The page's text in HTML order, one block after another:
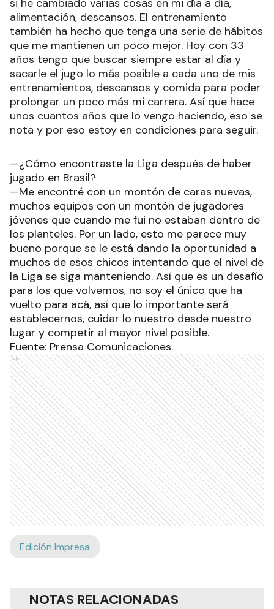
alimentación, descansos. El entrenamiento
también ha hecho que tenga una serie de hábitos
que me mantienen un poco mejor. Hoy con 33
años tengo que buscar siempre estar al día y
sacarle el jugo lo más posible a cada uno de mis
entrenamientos, descansos y comida para poder
prolongar un poco más mi carrera. Así que hace
unos cuantos años que lo vengo haciendo, eso se
nota y por eso estoy en condiciones para seguir.
—¿Cómo encontraste la Liga después de haber
jugado en Brasil?
—Me encontré con un montón de caras nuevas,
muchos equipos con un montón de jugadores
jóvenes que cuando me fui no estaban dentro de
los planteles. Por un lado, esto me parece muy
bueno porque se le está dando la oportunidad a
muchos de esos chicos intentando que el nivel de
la Liga se siga manteniendo. Así que es un desafío
para los que volvemos, no soy el único que ha
vuelto para acá, así que lo importante será
establecernos, cuidar lo nuestro desde nuestro
lugar y competir al mayor nivel posible.
Fuente: Prensa Comunicaciones.
Ads
Edición Impresa
NOTAS RELACIONADAS